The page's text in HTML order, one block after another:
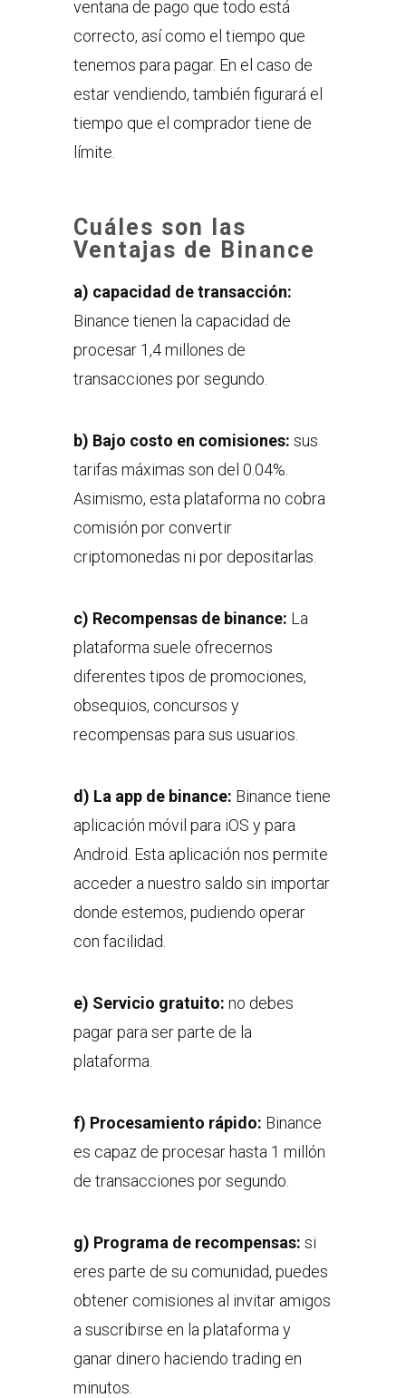
ventana de pago que todo está
correcto, así como el tiempo que
tenemos para pagar. En el caso de
estar vendiendo, también figurará el
tiempo que el comprador tiene de
límite.
Cuáles son las
Ventajas de Binance
a) capacidad de transacción:
Binance tienen la capacidad de
procesar 1,4 millones de
transacciones por segundo.
b) Bajo costo en comisiones: sus
tarifas máximas son del 0.04%.
Asimismo, esta plataforma no cobra
comisión por convertir
criptomonedas ni por depositarlas.
c) Recompensas de binance: La
plataforma suele ofrecernos
diferentes tipos de promociones,
obsequios, concursos y
recompensas para sus usuarios.
d) La app de binance: Binance tiene
aplicación móvil para iOS y para
Android. Esta aplicación nos permite
acceder a nuestro saldo sin importar
donde estemos, pudiendo operar
con facilidad.
e) Servicio gratuito: no debes
pagar para ser parte de la
plataforma.
f) Procesamiento rápido: Binance
es capaz de procesar hasta 1 millón
de transacciones por segundo.
g) Programa de recompensas: si
eres parte de su comunidad, puedes
obtener comisiones al invitar amigos
a suscribirse en la plataforma y
ganar dinero haciendo trading en
minutos.